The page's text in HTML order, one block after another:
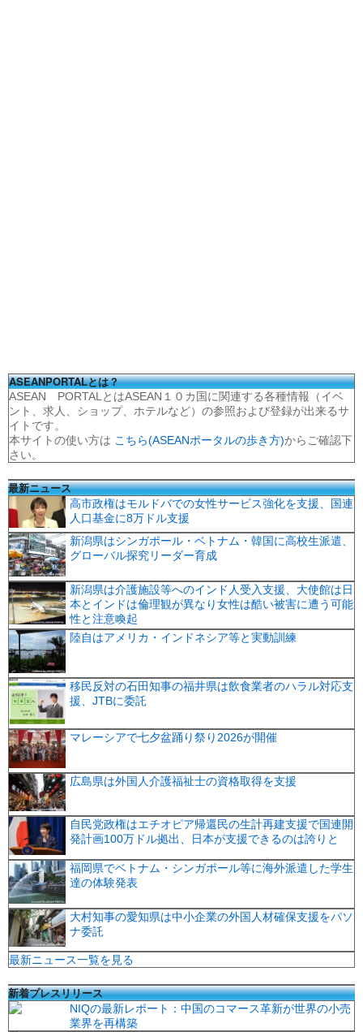
ASEANPORTALとは？
ASEAN PORTALとはASEAN１０カ国に関連する各種情報（イベ
ント、求人、ショップ、ホテルなど）の参照および登録が出来るサ
イトです。
本サイトの使い方は こちら(ASEANポータルの歩き方)からご確認下
さい。
最新ニュース
高市政権はモルドバでの女性サービス強化を支援、国連
人口基金に8万ドル支援
新潟県はシンガポール・ベトナム・韓国に高校生派遣、
グローバル探究リーダー育成
新潟県は介護施設等へのインド人受入支援、大使館は日
本とインドは倫理観が異なり女性は酷い被害に遭う可能
性と注意喚起
陸自はアメリカ・インドネシア等と実動訓練
移民反対の石田知事の福井県は飲食業者のハラル対応支
援、JTBに委託
マレーシアで七夕盆踊り祭り2026が開催
広島県は外国人介護福祉士の資格取得を支援
自民党政権はエチオピア帰還民の生計再建支援で国連開
発計画100万ドル拠出、日本が支援できるのは誇りと
福岡県でベトナム・シンガポール等に海外派遣した学生
達の体験発表
大村知事の愛知県は中小企業の外国人材確保支援をパソ
ナ委託
最新ニュース一覧を見る
新着プレスリリース
NIQの最新レポート：中国のコマース革新が世界の小売
業界を再構築